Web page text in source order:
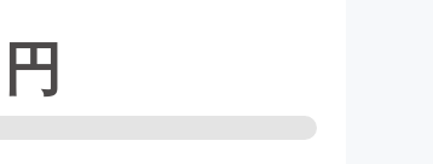
ファッション
円